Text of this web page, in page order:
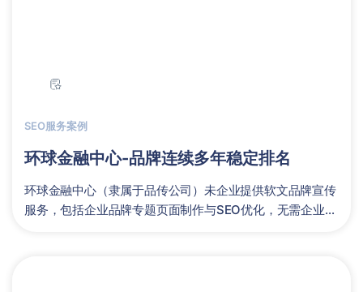
SEO服务案例
环球金融中心-品牌连续多年稳定排名
环球金融中心（隶属于品传公司）未企业提供软文品牌宣传
服务，包括企业品牌专题页面制作与SEO优化，无需企业咨